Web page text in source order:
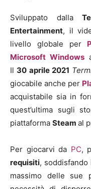
Sviluppato dalla
Entertainment, il
livello globale per
Microsoft Windows
Il 30 aprile 2021
giocabile anche per
acquistabile sia in
quest’ultima sugli
piattaforma Steam al
Per giocarvi da PC,
requisiti,
massimo delle sue